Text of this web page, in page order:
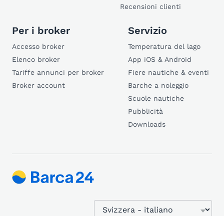
Recensioni clienti
Per i broker
Accesso broker
Elenco broker
Tariffe annunci per broker
Broker account
Servizio
Temperatura del lago
App iOS & Android
Fiere nautiche & eventi
Barche a noleggio
Scuole nautiche
Pubblicità
Downloads